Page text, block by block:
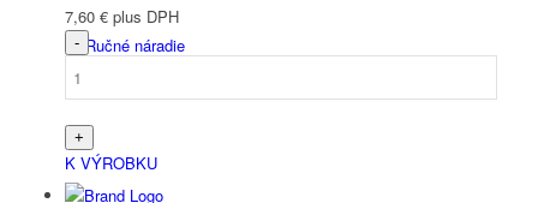
Ručné náradie
7,60 € plus DPH
K VÝROBKU